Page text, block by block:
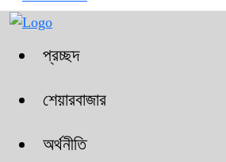
প্রচ্ছদ
শেয়ারবাজার
অর্থনীতি